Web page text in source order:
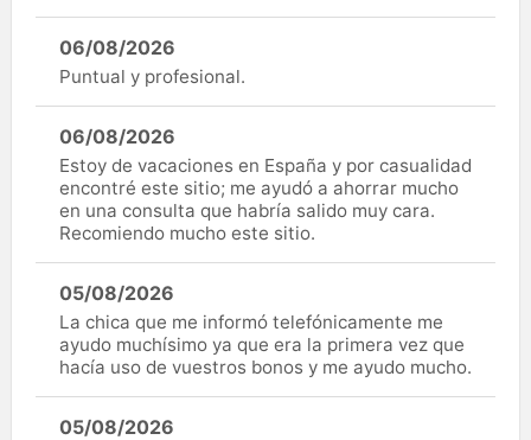
06/08/2026
Puntual y profesional.
06/08/2026
Estoy de vacaciones en España y por casualidad
encontré este sitio; me ayudó a ahorrar mucho
en una consulta que habría salido muy cara.
Recomiendo mucho este sitio.
05/08/2026
La chica que me informó telefónicamente me
ayudo muchísimo ya que era la primera vez que
hacía uso de vuestros bonos y me ayudo mucho.
05/08/2026